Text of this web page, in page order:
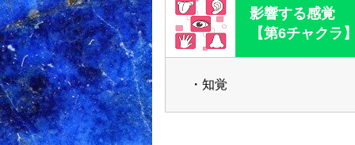
影響する感覚
【第6チャクラ
・知覚